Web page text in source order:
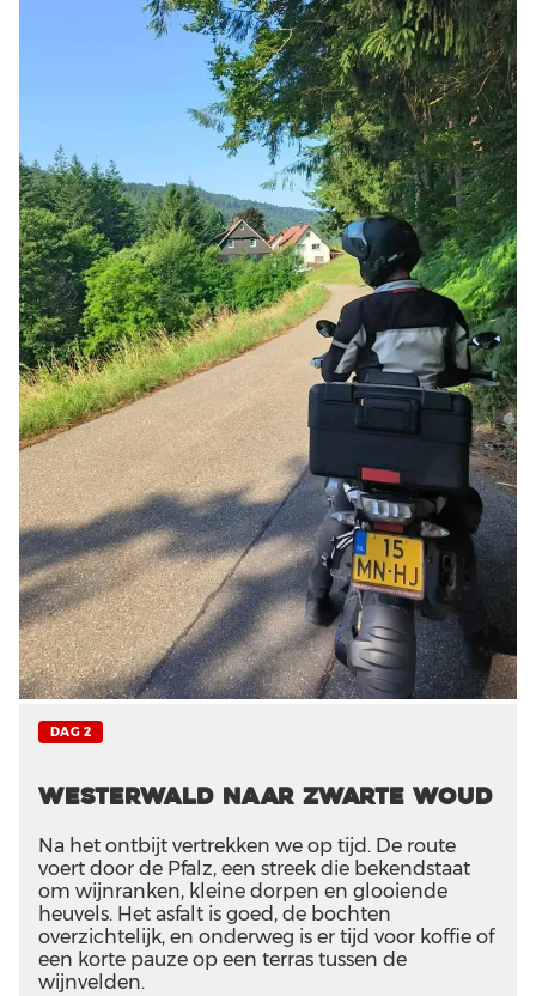
DAG 2
Westerwald naar Zwarte Woud
Na het ontbijt vertrekken we op tijd. De route
voert door de Pfalz, een streek die bekendstaat
om wijnranken, kleine dorpen en glooiende
heuvels. Het asfalt is goed, de bochten
overzichtelijk, en onderweg is er tijd voor koffie of
een korte pauze op een terras tussen de
wijnvelden.